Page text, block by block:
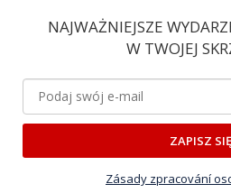
NAJWAŻNIEJSZE
W TWOJEJ
ZAPISZ
Zásady zpracování